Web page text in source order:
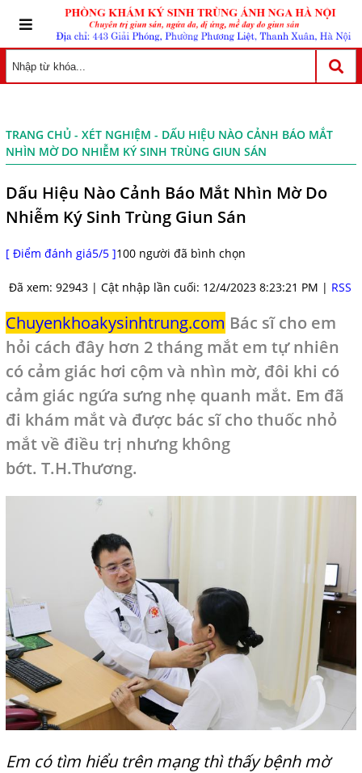
TRANG CHỦ- XÉT NGHIỆM - DẤU HIỆU NÀO CẢNH BÁO MẮT
NHÌN MỜ DO NHIỄM KÝ SINH TRÙNG GIUN SÁN
Dấu Hiệu Nào Cảnh Báo Mắt Nhìn Mờ Do
Nhiễm Ký Sinh Trùng Giun Sán
[ Điểm đánh giá5/5 ]100 người đã bình chọn
Đã xem: 92943 | Cật nhập lần cuối: 12/4/2023 8:23:21 PM | RSS
Chuyenkhoakysinhtrung.com Bác sĩ cho em
hỏi cách đây hơn 2 tháng mắt em tự nhiên
có cảm giác hơi cộm và nhìn mờ, đôi khi có
cảm giác ngứa sưng nhẹ quanh mắt. Em đã
đi khám mắt và được bác sĩ cho thuốc nhỏ
mắt về điều trị nhưng không
bớt. T.H.Thương.
Em có tìm hiểu trên mạng thì thấy bệnh,mờ